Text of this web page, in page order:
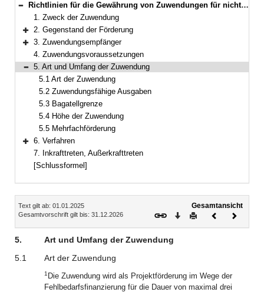
Bereich reduzieren
Richtlinien für die Gewährung von Zuwendungen für nichtstaatliche Museen in Bayern
1. Zweck der Zuwendung
Bereich erweitern
2. Gegenstand der Förderung
Bereich erweitern
3. Zuwendungsempfänger
4. Zuwendungsvoraussetzungen
Bereich reduzieren
5. Art und Umfang der Zuwendung
5.1 Art der Zuwendung
5.2 Zuwendungsfähige Ausgaben
5.3 Bagatellgrenze
5.4 Höhe der Zuwendung
5.5 Mehrfachförderung
Bereich erweitern
6. Verfahren
7. Inkrafttreten, Außerkrafttreten
[Schlussformel]
Inhalt
Text gilt ab: 01.01.2025
Gesamtvorschrift gilt bis: 31.12.2026
Gesamtansicht
Download
DruckenVorheriges
5.
Art und Umfang der Zuwendung
5.1
Art der Zuwendung
1 Die Zuwendung wird als Projektförderung im Wege der
Fehlbedarfsfinanzierung für die Dauer von maximal drei